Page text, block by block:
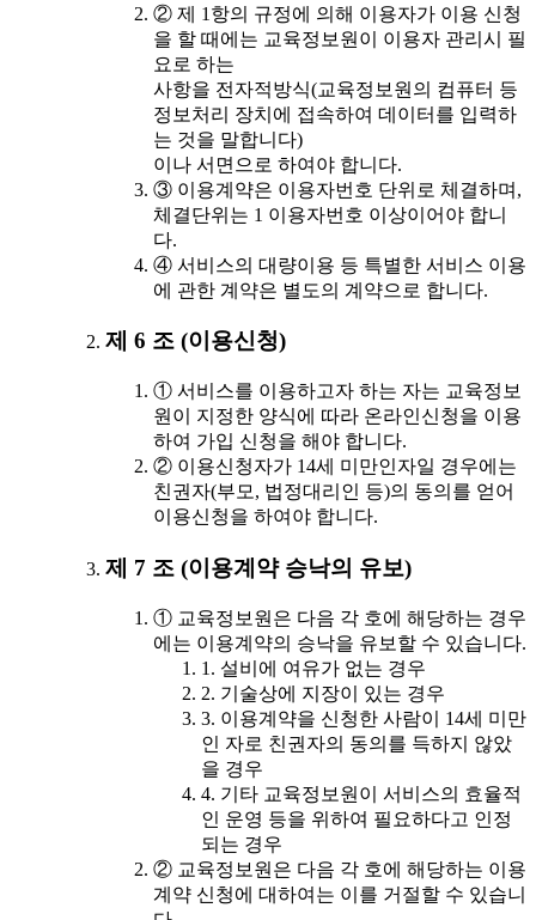
② 제 1항의 규정에 의해 이용자가 이용 신청
을 할 때에는 교육정보원이 이용자 관리시 필
요로 하는
사항을 전자적방식(교육정보원의 컴퓨터 등
정보처리 장치에 접속하여 데이터를 입력하
는 것을 말합니다)
이나 서면으로 하여야 합니다.
③ 이용계약은 이용자번호 단위로 체결하며,
체결단위는 1 이용자번호 이상이어야 합니
다.
④ 서비스의 대량이용 등 특별한 서비스 이용
에 관한 계약은 별도의 계약으로 합니다.
제 6 조 (이용신청)
① 서비스를 이용하고자 하는 자는 교육정보
원이 지정한 양식에 따라 온라인신청을 이용
하여 가입 신청을 해야 합니다.
② 이용신청자가 14세 미만인자일 경우에는
친권자(부모, 법정대리인 등)의 동의를 얻어
이용신청을 하여야 합니다.
제 7 조 (이용계약 승낙의 유보)
① 교육정보원은 다음 각 호에 해당하는 경우
에는 이용계약의 승낙을 유보할 수 있습니다.
1. 설비에 여유가 없는 경우
2. 기술상에 지장이 있는 경우
3. 이용계약을 신청한 사람이 14세 미만
인 자로 친권자의 동의를 득하지 않았
을 경우
4. 기타 교육정보원이 서비스의 효율적
인 운영 등을 위하여 필요하다고 인정
되는 경우
② 교육정보원은 다음 각 호에 해당하는 이용
계약 신청에 대하여는 이를 거절할 수 있습니